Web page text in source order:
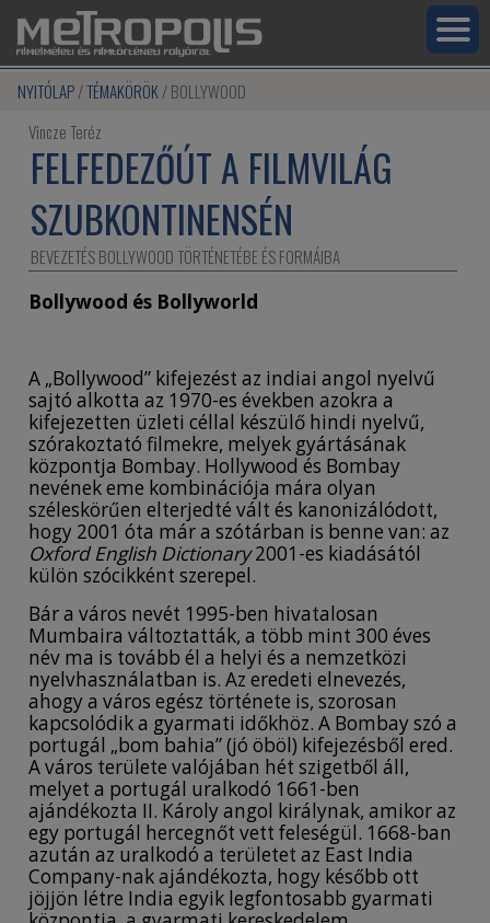
NYITÓLAP TÉMAKÖRÖK BOLLYWOOD
Vincze Teréz
FELFEDEZŐÚT A FILMVILÁG
SZUBKONTINENSÉN
BEVEZETÉS BOLLYWOOD TÖRTÉNETÉBE ÉS FORMÁIBA
Bollywood és Bollyworld
A „Bollywood” kifejezést az indiai angol nyelvű
sajtó alkotta az 1970-es években azokra a
kifejezetten üzleti céllal készülő hindi nyelvű,
szórakoztató filmekre, melyek gyártásának
központja Bombay. Hollywood és Bombay
nevének eme kombinációja mára olyan
széleskörűen elterjedté vált és kanonizálódott,
hogy 2001 óta már a szótárban is benne van: az
Oxford English Dictionary2001-es kiadásától
külön szócikként szerepel.
Bár a város nevét 1995-ben hivatalosan
Mumbaira változtatták, a több mint 300 éves
név ma is tovább él a helyi és a nemzetközi
nyelvhasználatban is. Az eredeti elnevezés,
ahogy a város egész története is, szorosan
kapcsolódik a gyarmati időkhöz. A Bombay szó a
portugál „bom bahia” (jó öböl) kifejezésből ered.
A város területe valójában hét szigetből áll,
melyet a portugál uralkodó 1661-ben
ajándékozta II. Károly angol királynak, amikor az
egy portugál hercegnőt vett feleségül. 1668-ban
azután az uralkodó a területet az East India
Company-nak ajándékozta, hogy később ott
jöjjön létre India egyik legfontosabb gyarmati